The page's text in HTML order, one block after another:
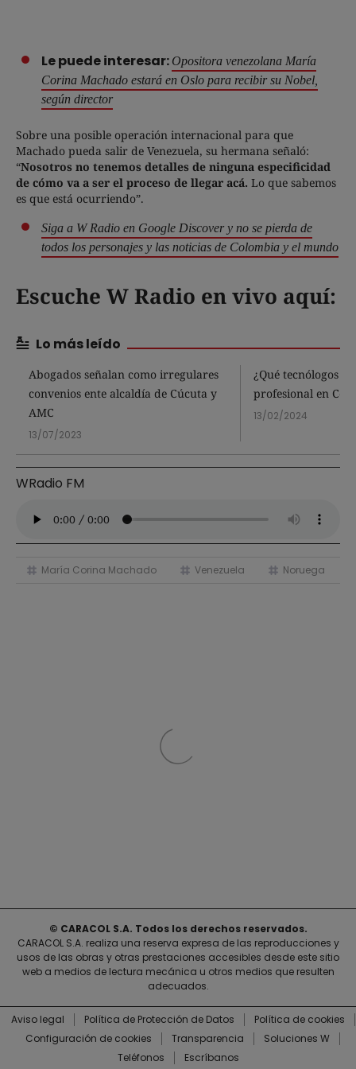
Le puede interesar: Opositora venezolana María
Corina Machado estará en Oslo para recibir su Nobel,
según director
Sobre una posible operación internacional para que
Machado pueda salir de Venezuela, su hermana señaló:
“Nosotros no tenemos detalles de ninguna especificidad
de cómo va a ser el proceso de llegar acá. Lo que sabemos
es que está ocurriendo”.
Siga a W Radio en Google Discover y no se pierda de
todos los personajes y las noticias de Colombia y el mundo
Escuche W Radio en vivo aquí:
Lo más leído
Abogados señalan como irregulares
convenios ente alcaldía de Cúcuta y
AMC
13/07/2023
¿Qué tecnólogos
profesional en
13/02/2024
WRadio FM
María Corina Machado Venezuela Noruega
© CARACOL S.A. Todos los derechos reservados.
CARACOL S.A. realiza una reserva expresa de las reproducciones y
usos de las obras y otras prestaciones accesibles desde este sitio
web a medios de lectura mecánica u otros medios que resulten
adecuados.
Aviso legal Política de Protección de Datos
Política de cookies
Configuración de cookies
Transparencia
Soluciones W
Teléfonos
Escríbanos